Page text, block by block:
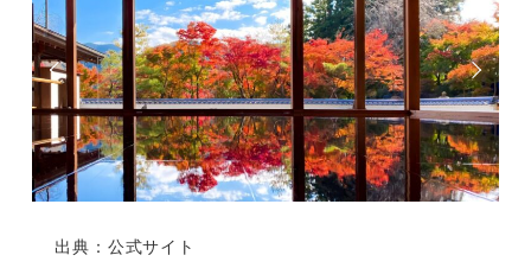
出典：公式サイト